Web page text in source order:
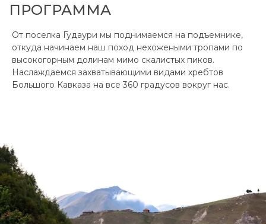
ПРОГРАММА
От поселка Гудаури мы поднимаемся на подъемнике,
откуда начинаем наш поход нехожеными тропами по
высокогорным долинам мимо скалистых пиков.
Наслаждаемся захватывающими видами хребтов
Большого Кавказа на все 360 градусов вокруг нас.